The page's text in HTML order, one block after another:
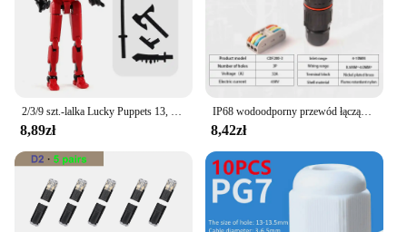
2/3/9 szt.-lalka Lucky Puppets 13, wiele kombinacji stylizacji Model robota, tani prezent świąteczny, fajna lalka robota dekoracja stołu
8,89zł
IP68 wodoodporny przewód łączący szybkie połączenie wodoodporne złącze 2/3 Pin lutowane mniej okablowanie lampy LED zewnętrzny terminal przeciwdeszczowy
8,42zł